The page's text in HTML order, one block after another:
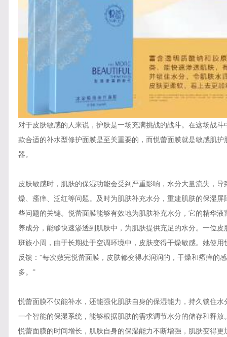
对于皮肤敏感的人来说，护肤是一场充满挑战的战斗。在这场战斗
款合适的补水型修护面膜是至关重要的，而悦蕾面膜就是敏感肌护
器。
皮肤敏感时，肌肤的保湿功能会受到严重影响，水分大量流失，导
燥、瘙痒、泛红等问题。及时为肌肤补充水分，重建肌肤的保湿屏
些问题的关键。悦蕾面膜能够有效地为肌肤补充水分，它的精华液
养成分，能够快速渗透到肌肤中，为肌肤提供充足的水分。一位皮
班族小周，由于长期处于空调环境中，皮肤变得干燥敏感。她使用
反馈： “每次敷完悦蕾面膜，皮肤都变得水润润的，干燥和瘙痒的
多。”
悦蕾面膜不仅能补水，还能强化肌肤自身的保湿能力，持久锁住水
一个智能的保湿系统，能够根据肌肤的需求调节水分的储存和释放
悦蕾面膜的时间增长，肌肤自身的保湿能力不断增强，肌肤变得更